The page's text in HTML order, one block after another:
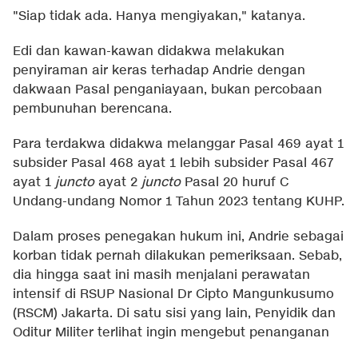
"Siap tidak ada. Hanya mengiyakan," katanya.
Edi dan kawan-kawan didakwa melakukan
penyiraman air keras terhadap Andrie dengan
dakwaan Pasal penganiayaan, bukan percobaan
pembunuhan berencana.
Para terdakwa didakwa melanggar Pasal 469 ayat 1
subsider Pasal 468 ayat 1 lebih subsider Pasal 467
ayat 1 junctoayat 2 junctoPasal 20 huruf C
Undang-undang Nomor 1 Tahun 2023 tentang KUHP.
Dalam proses penegakan hukum ini, Andrie sebagai
korban tidak pernah dilakukan pemeriksaan. Sebab,
dia hingga saat ini masih menjalani perawatan
intensif di RSUP Nasional Dr Cipto Mangunkusumo
(RSCM) Jakarta. Di satu sisi yang lain, Penyidik dan
Oditur Militer terlihat ingin mengebut penanganan